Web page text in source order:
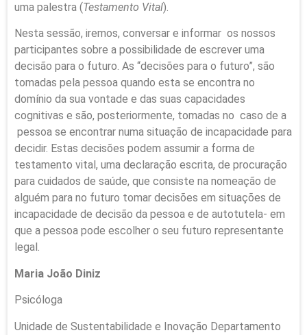
uma palestra (Testamento Vital).
Nesta sessão, iremos, conversar e informar os nossos
participantes sobre a possibilidade de escrever uma
decisão para o futuro. As “decisões para o futuro”, são
tomadas pela pessoa quando esta se encontra no
domínio da sua vontade e das suas capacidades
cognitivas e são, posteriormente, tomadas no caso de a
pessoa se encontrar numa situação de incapacidade para
decidir. Estas decisões podem assumir a forma de
testamento vital, uma declaração escrita, de procuração
para cuidados de saúde, que consiste na nomeação de
alguém para no futuro tomar decisões em situações de
incapacidade de decisão da pessoa e de autotutela- em
que a pessoa pode escolher o seu futuro representante
legal.
Maria João Diniz
Psicóloga
Unidade de Sustentabilidade e Inovação Departamento